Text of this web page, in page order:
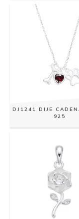
DJ1241 DIJE
925